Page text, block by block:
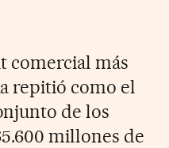
comercial más
repitió como el
de los
millones de